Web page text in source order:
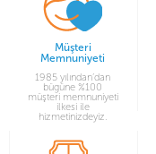
Müşteri
Memnuniyeti
1985 yılından’dan
bügüne %100
müşteri memnuniyeti
ilkesi ile
hizmetinizdeyiz.